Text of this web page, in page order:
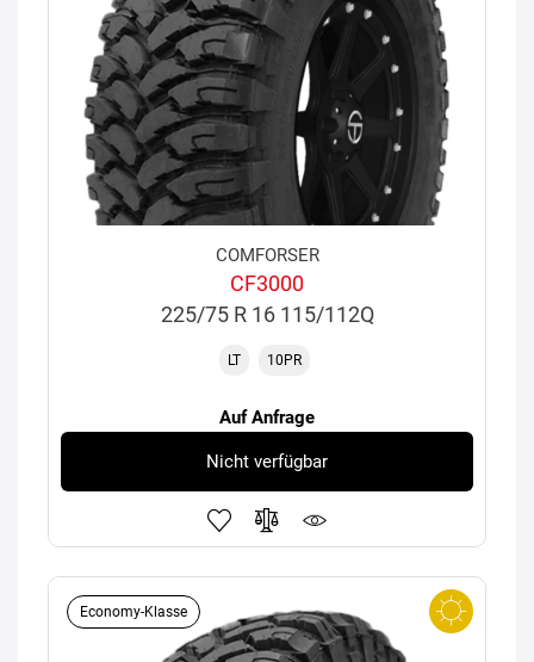
COMFORSER
CF3000
225/75 R 16 115/112Q
LT 10PR
Auf Anfrage
Nicht verfügbar
Economy-Klasse